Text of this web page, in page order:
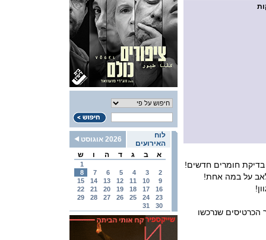
לוח
האירועים
2026 אוגוסט
א
ב ג ד ה ו ש
1
2
3
4
5
6
7
8
9
10
11
12
13
14
15
16
17
18
19
20
21
22
23
24
25
26
27
28
29
30
31
חומרים חדשים!
על במה אחת!
שנרכשו